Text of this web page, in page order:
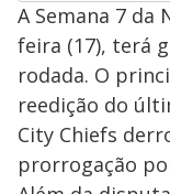
A Semana 7 da
feira (17), terá
rodada. O
reedição do
City Chiefs
prorrogação